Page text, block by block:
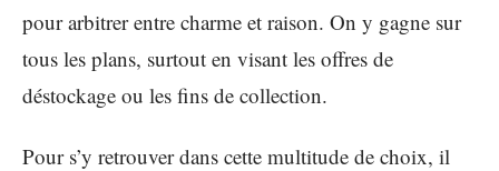
pour arbitrer entre charme et raison. On y gagne sur
tous les plans, surtout en visant les offres de
déstockage ou les fins de collection.
Pour s’y retrouver dans cette multitude de choix, il